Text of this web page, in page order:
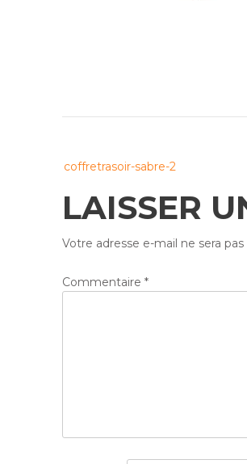
navigation
coffretrasoir-sabre-2
LAISSER
Votre adresse e-mail ne sera pas
Commentaire *